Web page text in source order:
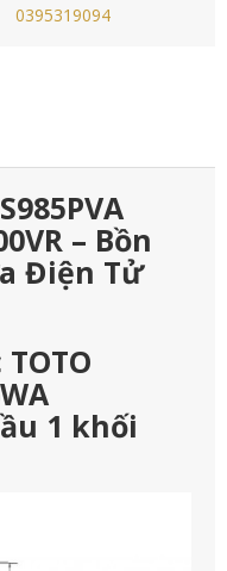
0395319094
– Bồn
Điện Tử
1 khối